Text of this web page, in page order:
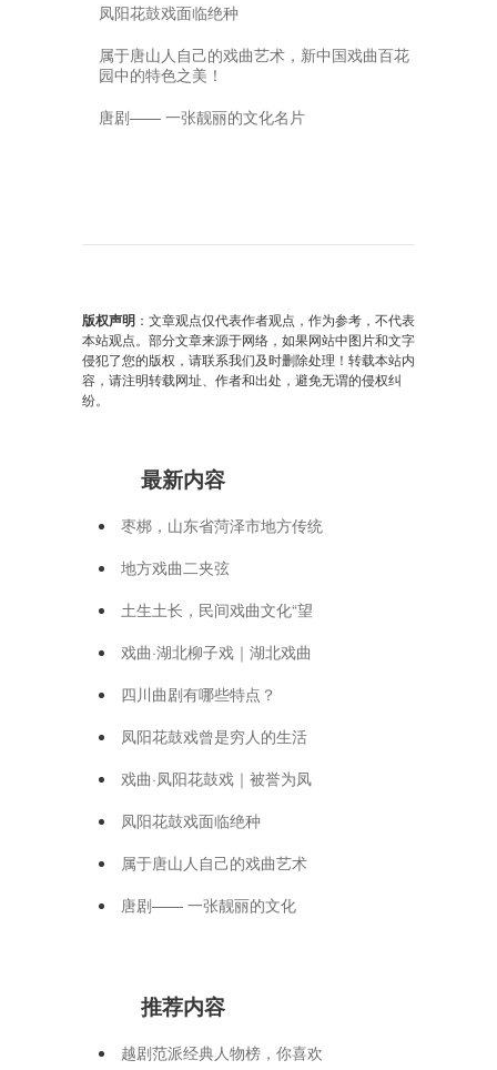
凤阳花鼓戏面临绝种
属于唐山人自己的戏曲艺术，新中国戏曲百花
园中的特色之美！
唐剧—— 一张靓丽的文化名片
版权声明 ：文章观点仅代表作者观点，作为参考，不代表
本站观点。部分文章来源于网络，如果网站中图片和文字
侵犯了您的版权，请联系我们及时删除处理！转载本站内
容，请注明转载网址、作者和出处，避免无谓的侵权纠
纷。
最新内容
枣梆，山东省菏泽市地方传统
地方戏曲二夹弦
土生土长，民间戏曲文化“望
戏曲·湖北柳子戏｜湖北戏曲
四川曲剧有哪些特点？
凤阳花鼓戏曾是穷人的生活
戏曲·凤阳花鼓戏｜被誉为凤
凤阳花鼓戏面临绝种
属于唐山人自己的戏曲艺术
唐剧—— 一张靓丽的文化
推荐内容
越剧范派经典人物榜，你喜欢